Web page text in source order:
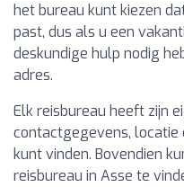
het bureau kunt kiezen
past, dus als u een
deskundige hulp nodig
adres.
Elk reisbureau heeft zijn
contactgegevens, locatie
kunt vinden. Bovendien
reisbureau in Asse te